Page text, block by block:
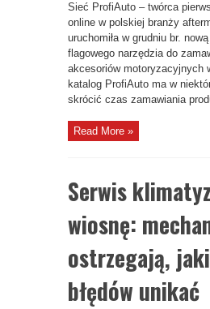
Sieć ProfiAuto – twórca
online w polskiej branży
uruchomiła w grudniu br.
flagowego narzędzia do
akcesoriów motoryzacyjnych
katalog ProfiAuto ma w
skrócić czas zamawiania
Read More »
Serwis
wiosnę:
ostrzegają,
błędów unikać